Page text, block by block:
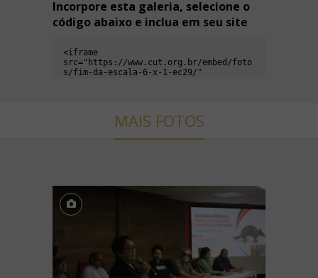
Incorpore esta galeria, selecione o
código abaixo e inclua em seu site
MAIS FOTOS